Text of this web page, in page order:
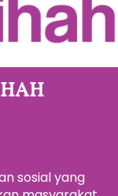
sosial yang